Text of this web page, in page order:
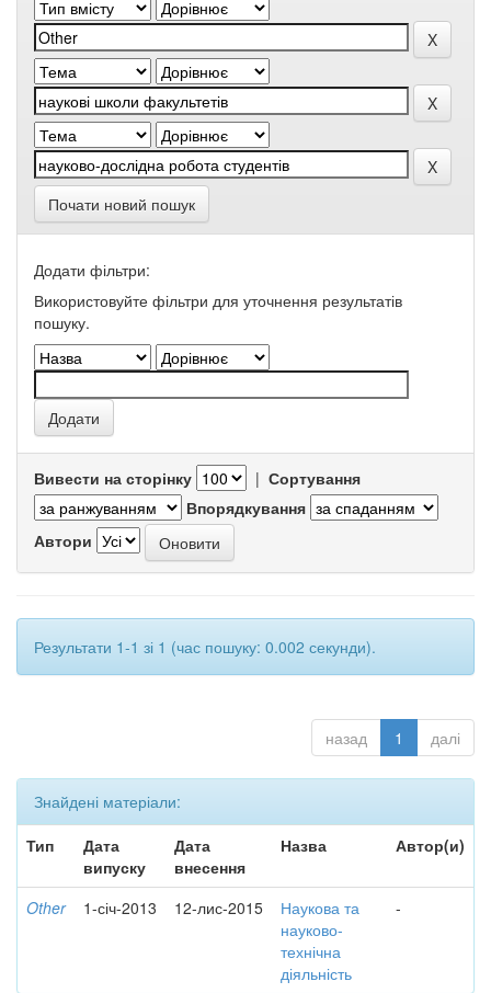
Почати новий пошук
Додати фільтри:
Використовуйте фільтри для уточнення результатів
пошуку.
Вивести на сторінку | Сортування
Впорядкування
Автори
Результати 1-1 зі 1 (час пошуку: 0.002 секунди).
назад 1 далі
Знайдені матеріали:
Тип
Дата
випуску
Дата
внесення
Назва Автор(и)
Other 1-січ-2013 12-лис-2015
Наукова та
науково-
технічна
діяльність
-